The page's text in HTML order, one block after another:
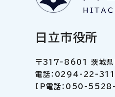
日立市役所
〒317-8601 茨城県
電話：0294-22-3111
IP電話：050-5528-